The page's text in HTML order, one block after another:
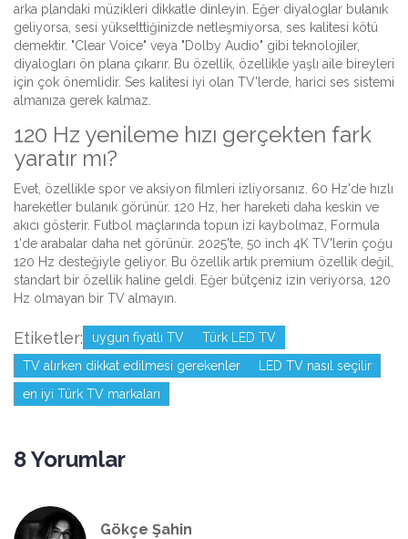
arka plandaki müzikleri dikkatle dinleyin. Eğer diyaloglar bulanık
geliyorsa, sesi yükselttiğinizde netleşmiyorsa, ses kalitesi kötü
demektir. "Clear Voice" veya "Dolby Audio" gibi teknolojiler,
diyalogları ön plana çıkarır. Bu özellik, özellikle yaşlı aile bireyleri
için çok önemlidir. Ses kalitesi iyi olan TV'lerde, harici ses sistemi
almanıza gerek kalmaz.
120 Hz yenileme hızı gerçekten fark
yaratır mı?
Evet, özellikle spor ve aksiyon filmleri izliyorsanız. 60 Hz'de hızlı
hareketler bulanık görünür. 120 Hz, her hareketi daha keskin ve
akıcı gösterir. Futbol maçlarında topun izi kaybolmaz, Formula
1'de arabalar daha net görünür. 2025'te, 50 inch 4K TV'lerin çoğu
120 Hz desteğiyle geliyor. Bu özellik artık premium özellik değil,
standart bir özellik haline geldi. Eğer bütçeniz izin veriyorsa, 120
Hz olmayan bir TV almayın.
Etiketler: uygun fiyatlı TV
Türk LED TV
TV alırken dikkat edilmesi gerekenler
LED TV nasıl seçilir
en iyi Türk TV markaları
8 Yorumlar
Gökçe Şahin